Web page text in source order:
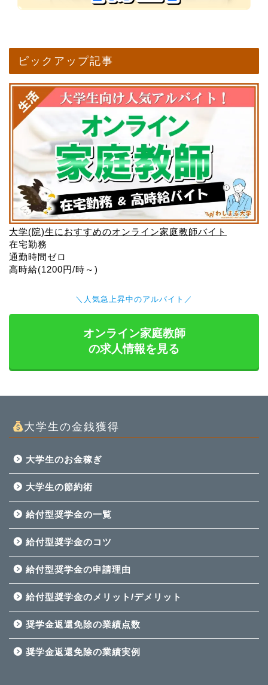
ピックアップ記事
大学(院)生におすすめのオンライン家庭教師バイト
在宅勤務
通勤時間ゼロ
高時給(1200円/時～)
＼人気急上昇中のアルバイト／
オンライン家庭教師
の求人情報を見る
大学生の金銭獲得
大学生のお金稼ぎ
大学生の節約術
給付型奨学金の一覧
給付型奨学金のコツ
給付型奨学金の申請理由
給付型奨学金のメリット/デメリット
奨学金返還免除の業績点数
奨学金返還免除の業績実例